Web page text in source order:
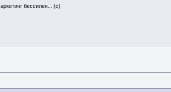
бессилен... (с)